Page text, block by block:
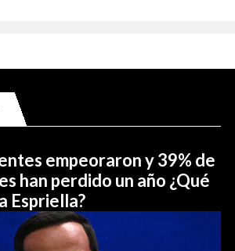
empeoraron y 39% de
han perdido un año ¿Qué
Espriella?